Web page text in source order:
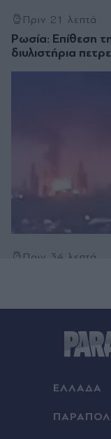
Πριν 21 λεπτά
Ρωσία: Επίθεση
διυλιστήρια
Πριν 34 λεπτά
Πριν 35 λεπτά
Τουρνάς: "51
πυροσβεστικές
δύσκολη μάχη"
ΕΛΛΑΔΑ